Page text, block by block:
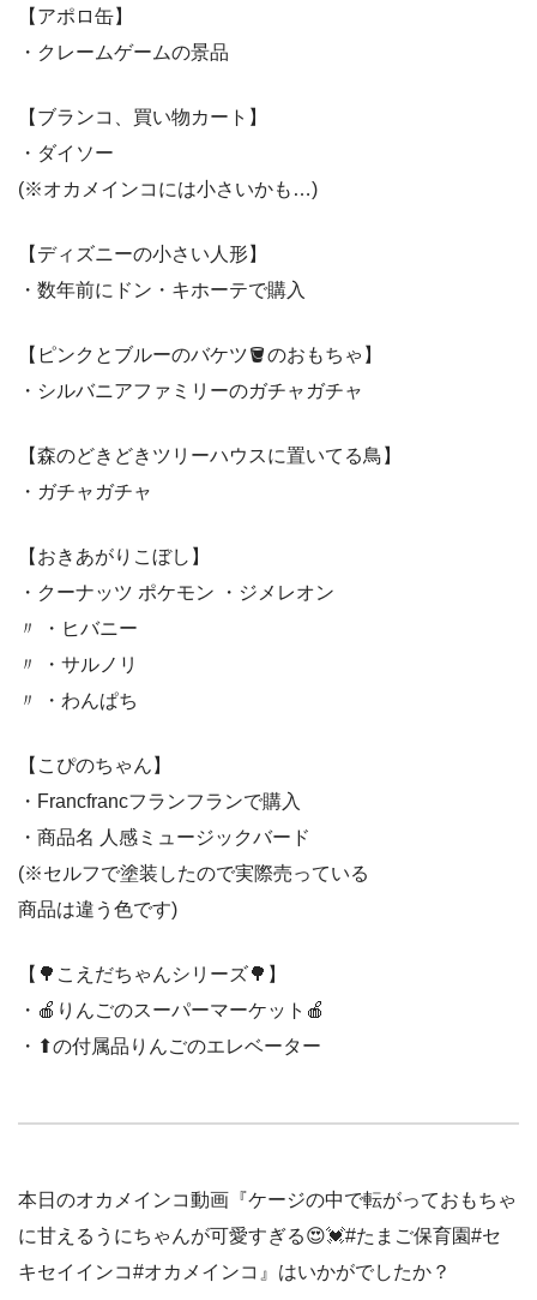
【アポロ缶】
・クレームゲームの景品
【ブランコ、買い物カート】
・ダイソー
(※オカメインコには小さいかも…)
【ディズニーの小さい人形】
・数年前にドン・キホーテで購入
【ピンクとブルーのバケツ🪣のおもちゃ】
・シルバニアファミリーのガチャガチャ
【森のどきどきツリーハウスに置いてる鳥】
・ガチャガチャ
【おきあがりこぼし】
・クーナッツ ポケモン ・ジメレオン
〃 ・ヒバニー
〃 ・サルノリ
〃 ・わんぱち
【こぴのちゃん】
・Francfrancフランフランで購入
・商品名 人感ミュージックバード
(※セルフで塗装したので実際売っている
商品は違う色です)
【🌳こえだちゃんシリーズ🌳】
・🍎りんごのスーパーマーケット🍎
・⬆の付属品りんごのエレベーター
本日のオカメインコ動画『ケージの中で転がっておもちゃ
に甘えるうにちゃんが可愛すぎる😍💓#たまご保育園#セ
キセイインコ#オカメインコ』はいかがでしたか？